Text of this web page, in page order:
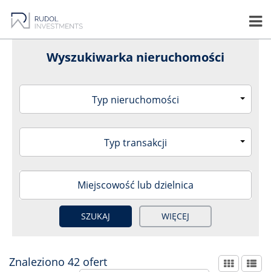
Wyszukiwarka nieruchomości
Typ nieruchomości
Typ transakcji
WIĘCEJ
Znaleziono 42 ofert